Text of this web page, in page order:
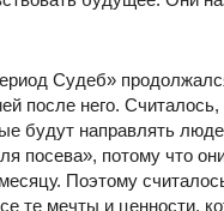
Судеб»
после него.
будут направлять
посева», потому что
Поэтому
те мечты и ценности,